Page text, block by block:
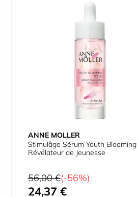
ANNE MOLLER
Stimulâge Sérum Youth Blooming
Révélateur de Jeunesse
Prix normal
56,00 €(-56%)
Prix spécial
24,37 €